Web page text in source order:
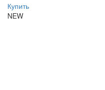
Купить
NEW